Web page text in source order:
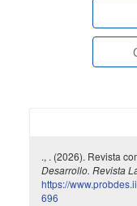
., . (2026). Revista
Desarrollo. Revista
https://
696